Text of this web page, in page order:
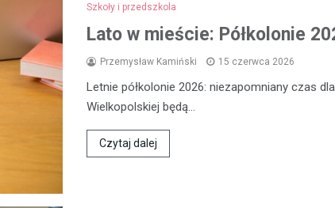
Szkoły i przedszkola
Lato w mieście: Półkolonie
Przemysław Kamiński 15 czerwca 2026
Letnie półkolonie 2026: niezapomniany czas
Wielkopolskiej będą…
Czytaj dalej